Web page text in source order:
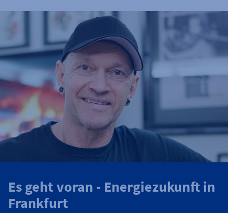
Es geht voran - Energiezukunft in
Frankfurt